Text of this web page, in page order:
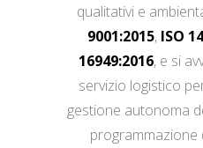
qualitativi e
9001:2015, ISO
16949:2016, e si
servizio logistico
gestione autonoma